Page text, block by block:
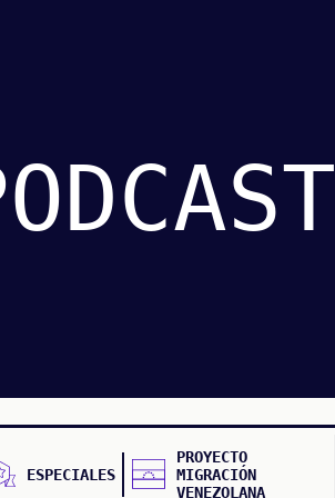
ESPECIALES
PROYECTO
MIGRACIÓN
VENEZOLANA